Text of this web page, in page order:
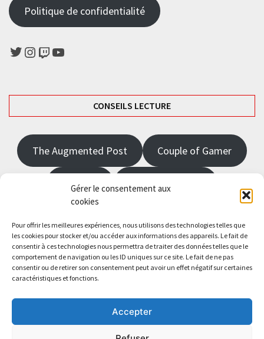
Gérer le consentement aux
cookies
Pour offrir les meilleures expériences, nous utilisons des technologies telles que
les cookies pour stocker et/ou accéder aux informations des appareils. Le fait de
consentir à ces technologies nous permettra de traiter des données telles que le
comportement de navigation ou les ID uniques sur ce site. Le fait de ne pas
consentir ou de retirer son consentement peut avoir un effet négatif sur certaines
caractéristiques et fonctions.
Accepter
Politique de confidentialité
Twitter
Instagram
TwitchYouTube
CONSEILS LECTURE
The Augmented Post Couple of Gamer
JRPGFR State of Gaming
Saisissez votre adresse e-mail…
Abonnez-vous